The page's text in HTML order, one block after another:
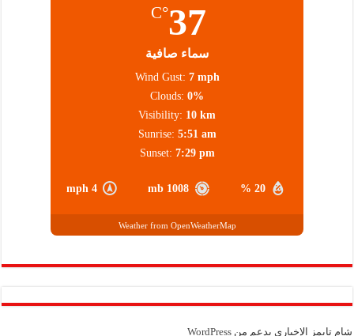
37
°C
سماء صافية
20 %
1008 mb
4 mph
Wind Gust: 7 mph
Clouds: 0%
Visibility: 10 km
Sunrise: 5:51 am
Sunset: 7:29 pm
Weather from OpenWeatherMap
شام تايمز الإخباري بدعم منWordPress